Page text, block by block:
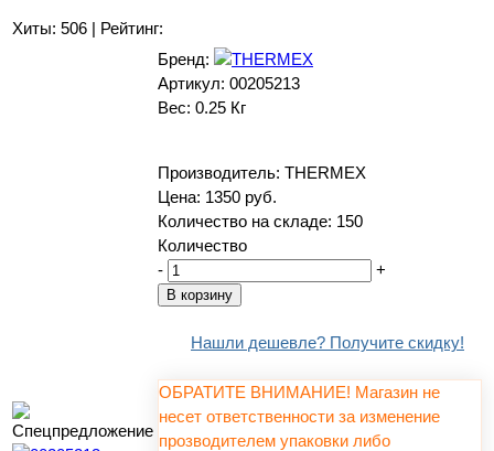
Хиты: 506 | Рейтинг:
Бренд:
Артикул: 00205213
Вес: 0.25 Кг
Производитель: THERMEX
Цена: 1350 руб.
Количество на складе: 150
Количество
-
+
Нашли дешевле? Получите скидку!
ОБРАТИТЕ ВНИМАНИЕ! Магазин не
несет ответственности за изменение
прозводителем упаковки либо